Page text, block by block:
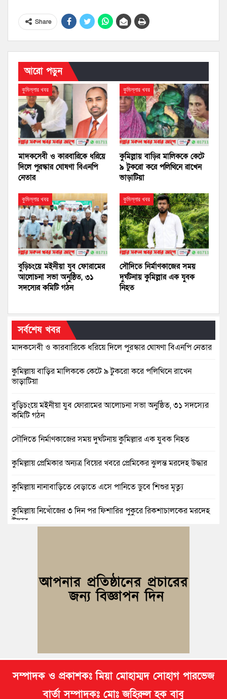
Share
আরো পড়ুন
কুমিল্লার খবর
মাদকসেবী ও কারবারিকে ধরিয়ে
দিলে পুরস্কার ঘোষণা বিএনপি
নেতার
কুমিল্লার খবর
কুমিল্লায় বাড়ির মালিককে কেটে
৯ টুকরো করে পলিথিনে রাখেন
ভাড়াটিয়া
কুমিল্লার খবর
বুড়িচংয়ে মইনীয়া যুব ফোরামের
আলোচনা সভা অনুষ্ঠিত, ৩১
সদস্যের কমিটি গঠন
কুমিল্লার খবর
সৌদিতে নির্মাণকাজের সময়
দুর্ঘটনায় কুমিল্লার এক যুবক
নিহত
সর্বশেষ খবর
মাদকসেবী ও কারবারিকে ধরিয়ে দিলে পুরস্কার ঘোষণা বিএনপি নেতার
কুমিল্লায় বাড়ির মালিককে কেটে ৯ টুকরো করে পলিথিনে রাখেন
ভাড়াটিয়া
বুড়িচংয়ে মইনীয়া যুব ফোরামের আলোচনা সভা অনুষ্ঠিত, ৩১ সদস্যের
কমিটি গঠন
সৌদিতে নির্মাণকাজের সময় দুর্ঘটনায় কুমিল্লার এক যুবক নিহত
কুমিল্লায় প্রেমিকার অন্যত্র বিয়ের খবরে প্রেমিকের ঝুলন্ত মরদেহ উদ্ধার
কুমিল্লায় নানাবাড়িতে বেড়াতে এসে পানিতে ডুবে শিশুর মৃত্যু
কুমিল্লায় নিখোঁজের ৩ দিন পর ফিশারির পুকুরে রিকশাচালকের মরদেহ
উদ্ধার
বুড়িচংয়ে জুলাই ও গণঅভ্যুত্থান দিবস উপলক্ষে ১১ দলীয় জোটের র‍্যালি
ও আলোচনা সভা
সম্পাদক ও প্রকাশকঃ মিয়া মোহাম্মদ সোহাগ পারভেজ
বার্তা সম্পাদকঃ মোঃ জহিরুল হক বাবু